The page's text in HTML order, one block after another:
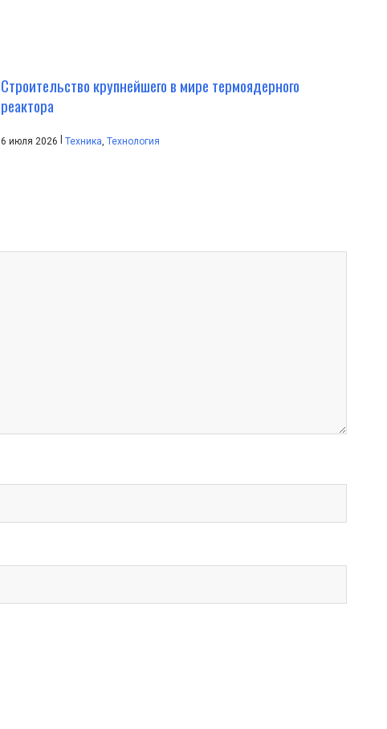
Строительство крупнейшего в мире термоядерного
реактора
6 июля 2026 | Техника ,Технология